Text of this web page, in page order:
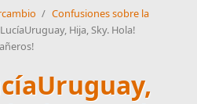
/ Confusiones sobre la
Hija, Sky. Hola!